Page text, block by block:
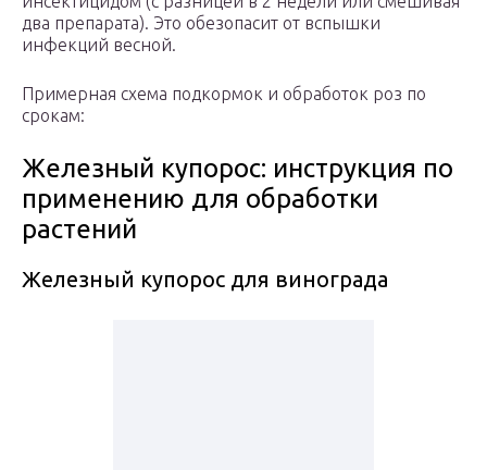
два препарата). Это обезопасит от вспышки
инфекций весной.
Примерная схема подкормок и обработок роз по
срокам:
Железный купорос: инструкция по
применению для обработки
растений
Железный купорос для винограда